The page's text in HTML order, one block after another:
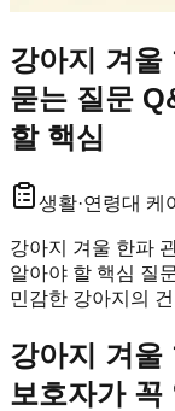
강아지 겨울
묻는 질문
할 핵심
생활·연령대 케
강아지 겨울 한파
알아야 할 핵심 질
민감한 강아지의
강아지 겨울
보호자가 꼭